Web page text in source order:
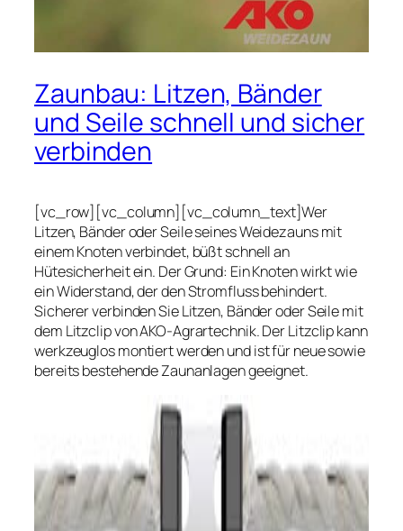
Zaunbau: Litzen, Bänder
und Seile schnell und sicher
verbinden
[vc_row][vc_column][vc_column_text]Wer
Litzen, Bänder oder Seile seines Weidezauns mit
einem Knoten verbindet, büßt schnell an
Hütesicherheit ein. Der Grund: Ein Knoten wirkt wie
ein Widerstand, der den Stromfluss behindert.
Sicherer verbinden Sie Litzen, Bänder oder Seile mit
dem Litzclip von AKO-Agrartechnik. Der Litzclip kann
werkzeuglos montiert werden und ist für neue sowie
bereits bestehende Zaunanlagen geeignet.